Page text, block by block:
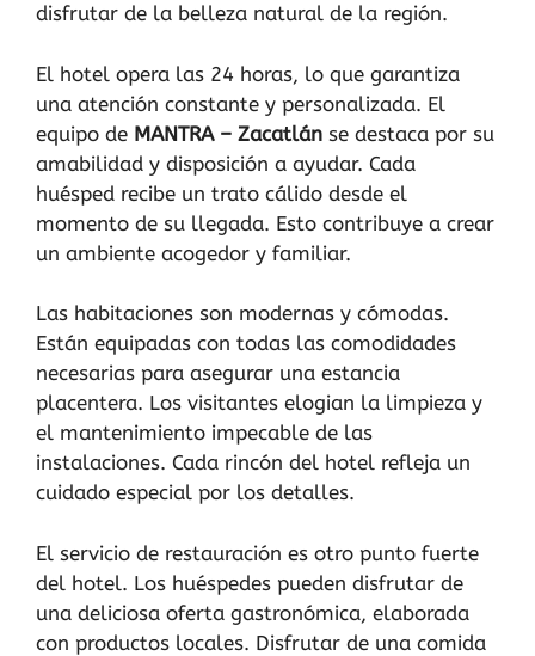
disfrutar de la belleza natural de la región.
El hotel opera las 24 horas, lo que garantiza
una atención constante y personalizada. El
equipo de MANTRA – Zacatlán se destaca por su
amabilidad y disposición a ayudar. Cada
huésped recibe un trato cálido desde el
momento de su llegada. Esto contribuye a crear
un ambiente acogedor y familiar.
Las habitaciones son modernas y cómodas.
Están equipadas con todas las comodidades
necesarias para asegurar una estancia
placentera. Los visitantes elogian la limpieza y
el mantenimiento impecable de las
instalaciones. Cada rincón del hotel refleja un
cuidado especial por los detalles.
El servicio de restauración es otro punto fuerte
del hotel. Los huéspedes pueden disfrutar de
una deliciosa oferta gastronómica, elaborada
con productos locales. Disfrutar de una comida